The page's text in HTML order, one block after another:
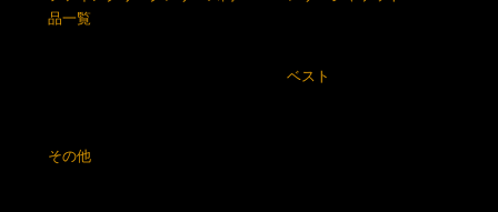
品一覧
ベスト
その他